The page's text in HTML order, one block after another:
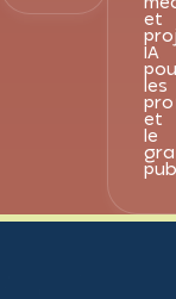
et
IA
les
et
le